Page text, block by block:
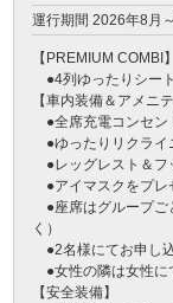
運行期間 2026年8月
【PREMIUM COMBI
●4列ゆったりシー
【車内装備＆アメニテ
●全席充電コンセン
●ゆったりリクライ
●レッグレスト＆フ
●アイマスクをプレ
●座席はグループご
く）
●2名様にてお申し
●女性の隣は女性に
【安全装備】